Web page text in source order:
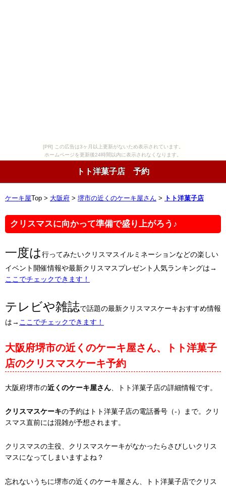
[PR] この広告は3ヶ月以上更新がないため表示されています。
ホームページを更新後24時間以内に表示されなくなります。
トト洋菓子店 予約
ケーキ屋 Top > 大阪府 > 堺市の近くのケーキ屋さん > トト洋菓子店
クリスマスに向かって準備で盛り上がろう♪
一度は行ってみたいクリスマスイルミネーションなどの楽しい
イベント開催情報や最新クリスマスプレゼント人気ランキングは→
ここでチェックできます！
テレビや雑誌で話題の最新クリスマスケーキおすすめ情報
は→ ここでチェックできます！
大阪府堺市の近くのケーキ屋さん、トト洋菓子
店のクリスマスケーキ予約
大阪府堺市の近くのケーキ屋さん 、トト洋菓子店の詳細情報です。
クリスマスケーキの予約はトト洋菓子店の電話番号（-）まで。クリ
スマス直前には混雑が予想されます。
クリスマスの主役、クリスマスケーキがなかったらさびしいクリス
マスになってしまいますよね？
忘れないうちに堺市の近くのケーキ屋さん、トト洋菓子店でクリス